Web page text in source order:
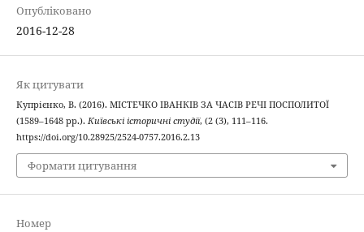
Опубліковано
2016-12-28
Як цитувати
Купрієнко, В. (2016). МІСТЕЧКО ІВАНКІВ ЗА ЧАСІВ РЕЧІ ПОСПОЛИТОЇ
(1589–1648 рр.). Київські історичні студії, (2 (3), 111–116.
https://doi.org/10.28925/2524-0757.2016.2.13
Формати цитування
Номер